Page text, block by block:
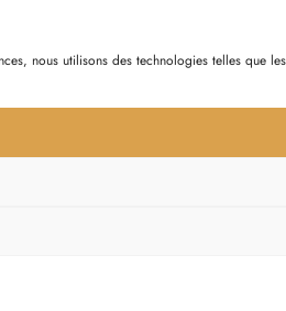
nous utilisons des technologies telles que